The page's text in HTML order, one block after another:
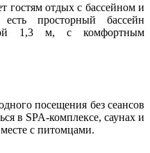
гостям отдых с бассейном и
просторный бассейн
1,3 м, с комфортным
посещения без сеансов
в SPA-комплексе, саунах и
с питомцами.